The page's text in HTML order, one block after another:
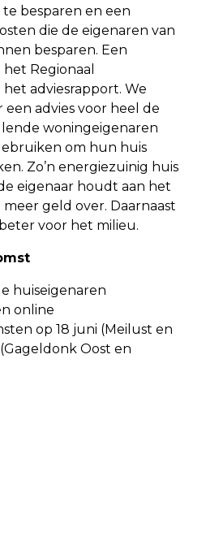
besparen en een
die de eigenaren van
besparen. Een
Regionaal
adviesrapport. We
advies voor heel de
woningeigenaren
om hun huis
Zo’n energiezuinig huis
eigenaar houdt aan het
geld over. Daarnaast
voor het milieu.
huiseigenaren
online
op 18 juni (Meilust en
Oost en